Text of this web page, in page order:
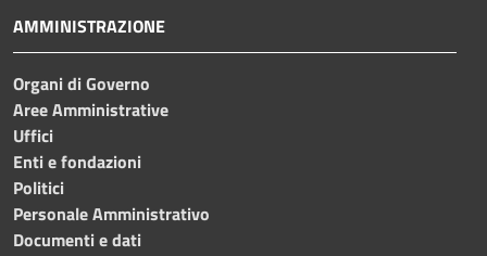
AMMINISTRAZIONE
Organi di Governo
Aree Amministrative
Uffici
Enti e fondazioni
Politici
Personale Amministrativo
Documenti e dati